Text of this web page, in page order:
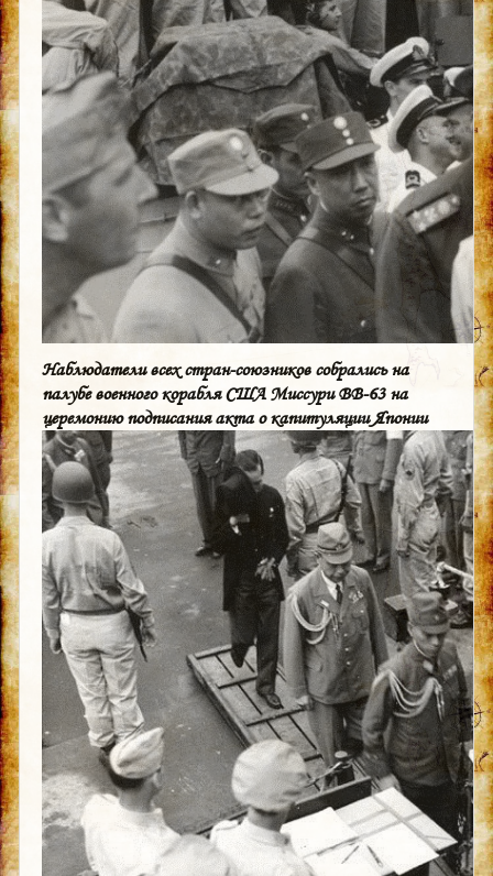
Наблюдатели всех стран-союзников собрались на
палубе военного корабля США Миссури BB-63 на
церемонию подписания акта о капитуляции Японии